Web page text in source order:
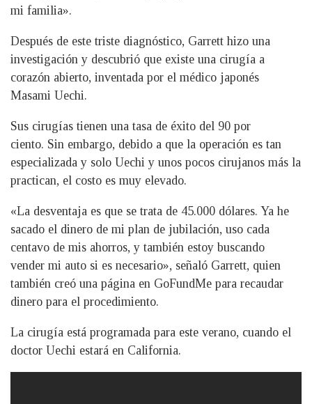
mi familia».
Después de este triste diagnóstico, Garrett hizo una
investigación y descubrió que existe una cirugía a
corazón abierto, inventada por el médico japonés
Masami Uechi.
Sus cirugías tienen una tasa de éxito del 90 por
ciento. Sin embargo, debido a que la operación es tan
especializada y solo Uechi y unos pocos cirujanos más la
practican, el costo es muy elevado.
«La desventaja es que se trata de 45.000 dólares. Ya he
sacado el dinero de mi plan de jubilación, uso cada
centavo de mis ahorros, y también estoy buscando
vender mi auto si es necesario», señaló Garrett, quien
también creó una página en GoFundMe para recaudar
dinero para el procedimiento.
La cirugía está programada para este verano, cuando el
doctor Uechi estará en California.